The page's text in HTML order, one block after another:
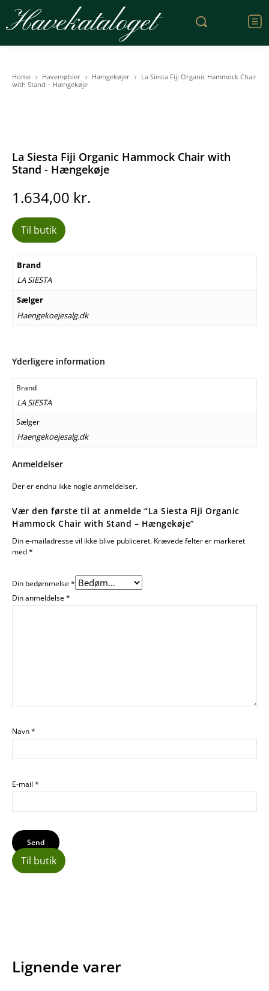
Havekataloget
Home Havemøbler Hængekøjer
La Siesta Fiji Organic Hammock Chair
with Stand – Hængekøje
La Siesta Fiji Organic Hammock Chair with
Stand - Hængekøje
1.634,00 kr.
Til butik
Brand
LA SIESTA
Sælger
Haengekoejesalg.dk
Yderligere information
Brand
LA SIESTA
Sælger
Haengekoejesalg.dk
Anmeldelser
Der er endnu ikke nogle anmeldelser.
Vær den første til at anmelde “La Siesta Fiji Organic
Hammock Chair with Stand – Hængekøje”
Din e-mailadresse vil ikke blive publiceret. Krævede felter er markeret
med*
Din bedømmelse*
Din anmeldelse*
Navn*
E-mail *
Til butik
Lignende varer